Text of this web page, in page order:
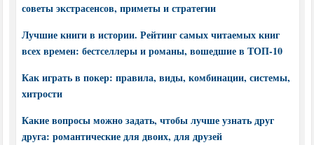
советы экстрасенсов, приметы и стратегии
Лучшие книги в истории. Рейтинг самых читаемых книг
всех времен: бестселлеры и романы, вошедшие в ТОП-10
Как играть в покер: правила, виды, комбинации, системы,
хитрости
Какие вопросы можно задать, чтобы лучше узнать друг
друга: романтические для двоих, для друзей